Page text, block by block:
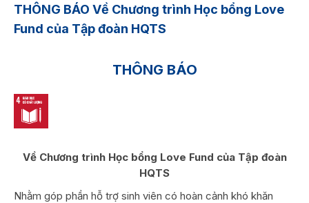
THÔNG BÁO Về Chương trình Học bổng Love
Fund của Tập đoàn HQTS
THÔNG BÁO
Về Chương trình Học bổng Love Fund của Tập đoàn
HQTS
Nhằm góp phần hỗ trợ sinh viên có hoàn cảnh khó khăn